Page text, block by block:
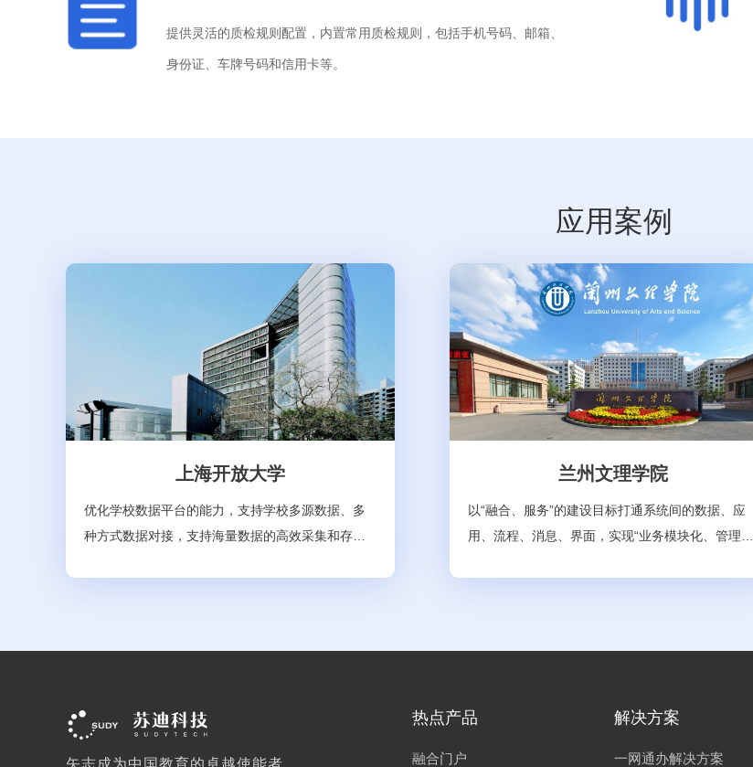
提供灵活的质检规则配置，内置常用质检规则，包括手机号码、邮箱、
身份证、车牌号码和信用卡等。
应用案例
上海开放大学
优化学校数据平台的能力，支持学校多源数据、多
种方式数据对接，支持海量数据的高效采集和存
立，以上特征决定了上海开放大学的数据管理要区
别于一般的普通高校。本次上海开放大学的数据项
兰州文理学院
以“融合、服务”的建设目标打通系统间的数据、应
用、流程、消息、界面，实现“业务模块化、管理规
理问题，通过办事服务解决服务问题，实现管理与
热点产品
融合门户
解决方案
一网通办解决方案